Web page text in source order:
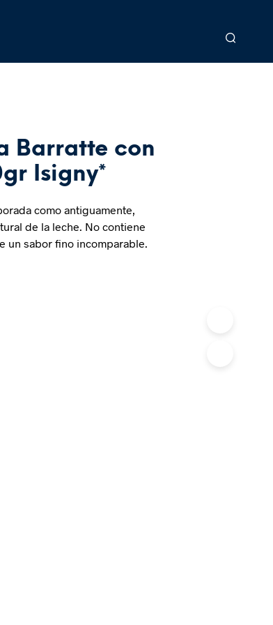
Barratte con
Isigny*
como antiguamente,
de la leche. No contiene
un sabor fino incomparable.